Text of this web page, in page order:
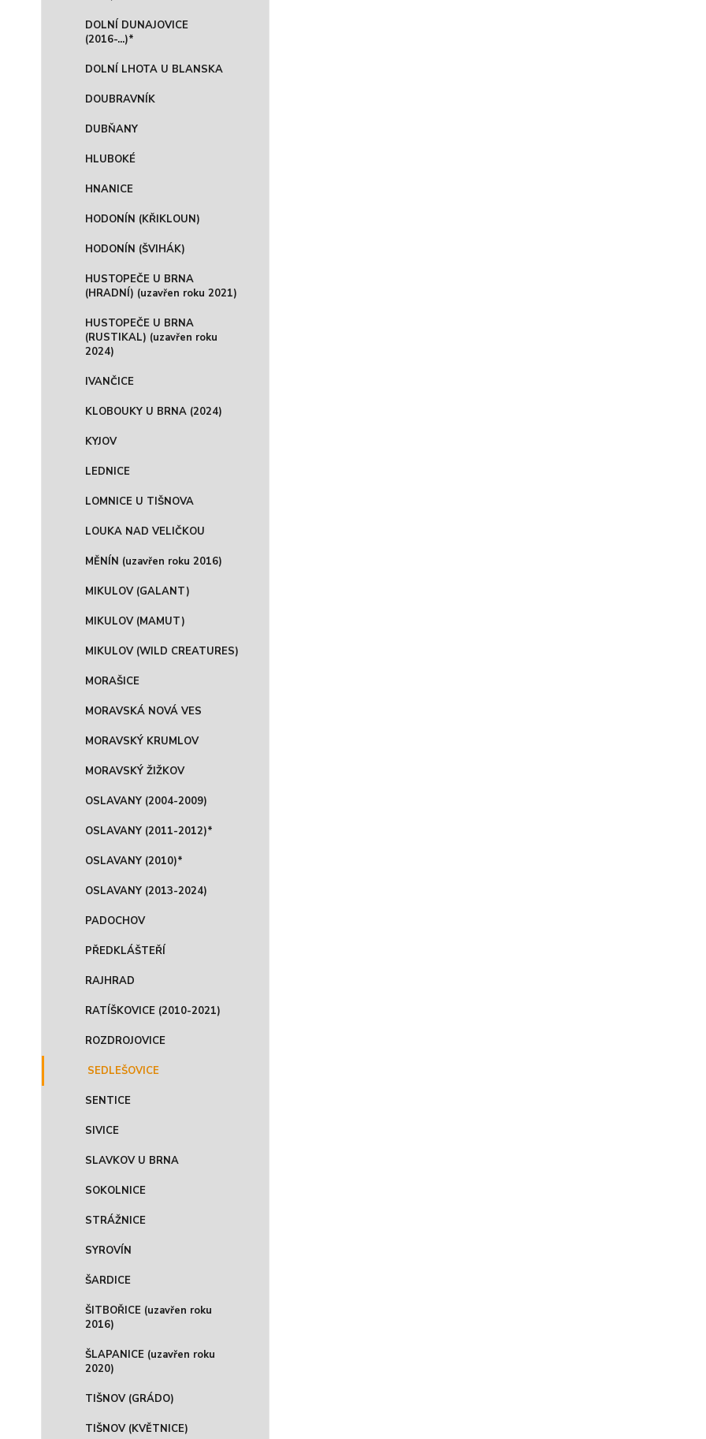
DOLNÍ DUNAJOVICE
(2016-...)*
DOLNÍ LHOTA U BLANSKA
DOUBRAVNÍK
DUBŇANY
HLUBOKÉ
HNANICE
HODONÍN (KŘIKLOUN)
HODONÍN (ŠVIHÁK)
HUSTOPEČE U BRNA
(HRADNÍ) (uzavřen roku 2021)
HUSTOPEČE U BRNA
(RUSTIKAL) (uzavřen roku
2024)
IVANČICE
KLOBOUKY U BRNA (2024)
KYJOV
LEDNICE
LOMNICE U TIŠNOVA
LOUKA NAD VELIČKOU
MĚNÍN (uzavřen roku 2016)
MIKULOV (GALANT)
MIKULOV (MAMUT)
MIKULOV (WILD CREATURES)
MORAŠICE
MORAVSKÁ NOVÁ VES
MORAVSKÝ KRUMLOV
MORAVSKÝ ŽIŽKOV
OSLAVANY (2004-2009)
OSLAVANY (2011-2012)*
OSLAVANY (2010)*
OSLAVANY (2013-2024)
PADOCHOV
PŘEDKLÁŠTEŘÍ
RAJHRAD
RATÍŠKOVICE (2010-2021)
ROZDROJOVICE
SEDLEŠOVICE
SENTICE
SIVICE
SLAVKOV U BRNA
SOKOLNICE
STRÁŽNICE
SYROVÍN
ŠARDICE
ŠITBOŘICE (uzavřen roku
2016)
ŠLAPANICE (uzavřen roku
2020)
TIŠNOV (GRÁDO)
TIŠNOV (KVĚTNICE)